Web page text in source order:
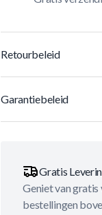
Retourbeleid
Garantiebeleid
Gratis
Geniet van
bestellingen